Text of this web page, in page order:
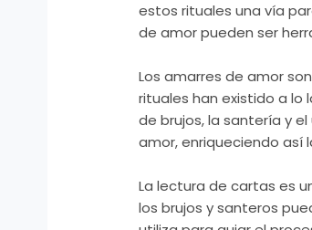
estos rituales una vía
de amor pueden ser
Los amarres de amor
rituales han existido a lo
de brujos, la santería y
amor, enriqueciendo así
La lectura de cartas es
los brujos y santeros